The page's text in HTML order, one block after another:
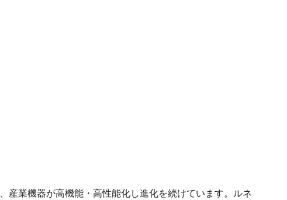
産業機器が高機能・高性能化し進化を続けています。ルネ